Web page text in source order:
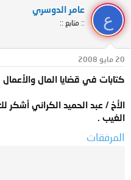
ع
عامر الدوسري
:: متابع ::
20 مايو 2008
كتابات في قضايا المال والأعمال
الأخ / عبد الحميد الكراني
الغيب .
المرفقات